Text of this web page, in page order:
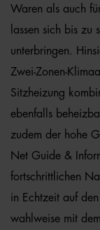
Waren als auch
lassen sich bis zu
unterbringen.
Zwei-Zonen-
Sitzheizung
ebenfalls
zudem der hohe
Net Guide &
fortschrittlichen
in Echtzeit auf
wahlweise mit